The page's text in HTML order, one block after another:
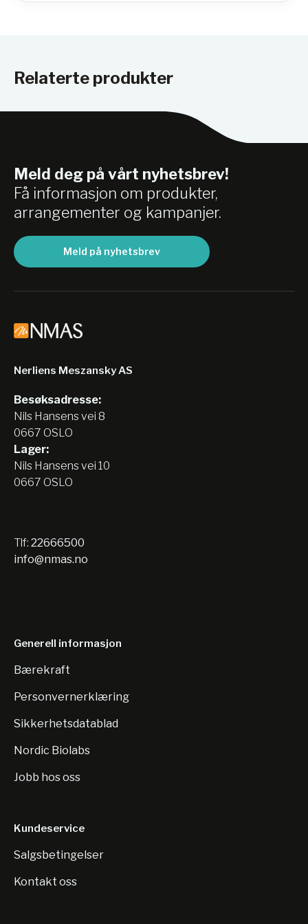
Relaterte produkter
Meld deg på vårt nyhetsbrev!
Få informasjon om produkter,
arrangementer og kampanjer.
Meld på nyhetsbrev
Nerliens Meszansky AS
Besøksadresse:
Nils Hansens vei 8
0667 OSLO
Lager:
Nils Hansens vei 10
0667 OSLO
Tlf: 22666500
info@nmas.no
Generell informasjon
Bærekraft
Personvernerklæring
Sikkerhetsdatablad
Nordic Biolabs
Jobb hos oss
Kundeservice
Salgsbetingelser
Kontakt oss